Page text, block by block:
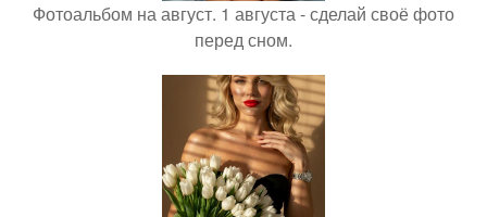
Фотоальбом на август. 1 августа - сделай своё фото
перед сном.